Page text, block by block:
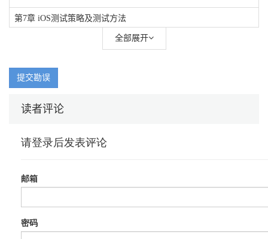
第7章 iOS测试策略及测试方法
全部展开
提交勘误
读者评论